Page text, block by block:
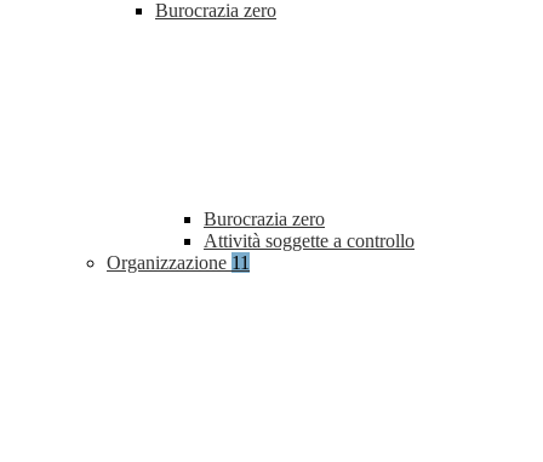
Burocrazia zero
Burocrazia zero
Attività soggette a controllo
Organizzazione 11